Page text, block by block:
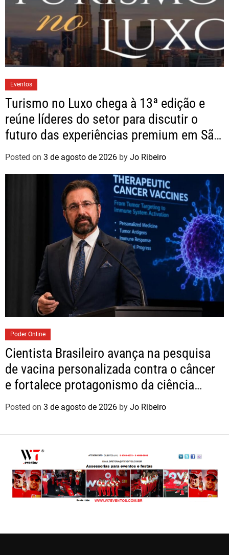
Eventos
Turismo no Luxo chega à 13ª edição e
reúne líderes do setor para discutir o
futuro das experiências premium em São
Paulo
Posted on 3 de agosto de 2026 by Jo Ribeiro
Poder Online
Cientista Brasileiro avança na pesquisa
de vacina personalizada contra o câncer
e fortalece protagonismo da ciência
nacional
Posted on 3 de agosto de 2026 by Jo Ribeiro